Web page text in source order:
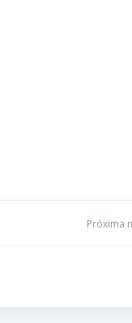
Próxima